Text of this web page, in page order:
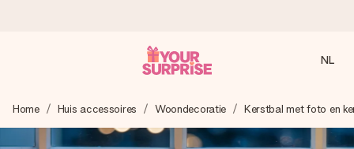
We maken jouw cadeau met zorg en zorgen dat het
razendsnel onderweg is - zodat jij kunt geven op precies
het juiste moment, wanneer het het meeste betekent.
NL
Home Huis accessoires Woondecoratie Kerstbal met foto en